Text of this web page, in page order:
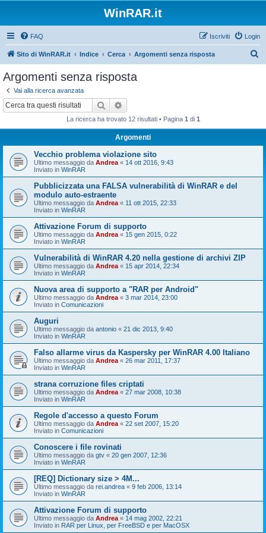
WinRAR.it
FAQ Login
Iscriviti
Sito di WinRAR.it Indice Cerca Argomenti senza risposta
Argomenti senza risposta
Vai alla ricerca avanzata
Cerca
La ricerca ha trovato 12 risultati • Pagina 1 di 1
Argomenti
Vecchio problema violazione sito
Ultimo messaggio da Andrea « 14 ott 2016, 9:43
Inviato in WinRAR
Pubblicizzata una FALSA vulnerabilità di WinRAR e del
modulo auto-estraente
Ultimo messaggio da Andrea « 11 ott 2015, 22:33
Inviato in WinRAR
Attivazione Forum di supporto
Ultimo messaggio da Andrea « 15 gen 2015, 0:22
Inviato in WinRAR
Vulnerabilità di WinRAR 4.20 nella gestione di archivi ZIP
Ultimo messaggio da Andrea « 15 apr 2014, 22:34
Inviato in WinRAR
Nuova area di supporto a "RAR per Android"
Ultimo messaggio da Andrea « 3 mar 2014, 23:00
Inviato in Comunicazioni
Auguri
Ultimo messaggio da antonio « 21 dic 2013, 9:40
Inviato in WinRAR
Falso allarme virus da Kaspersky per WinRAR 4.00 Italiano
Ultimo messaggio da Andrea « 26 mar 2011, 17:37
Inviato in WinRAR
strana corruzione files criptati
Ultimo messaggio da Andrea « 27 mar 2008, 10:38
Inviato in WinRAR
Regole d'accesso a questo Forum
Ultimo messaggio da Andrea « 22 set 2007, 15:20
Inviato in Comunicazioni
Conoscere i file rovinati
Ultimo messaggio da gtv « 20 gen 2007, 12:36
Inviato in WinRAR
[REQ] Dictionary size > 4M...
Ultimo messaggio da rei.andrea « 9 feb 2006, 13:14
Inviato in WinRAR
Attivazione Forum di supporto
Ultimo messaggio da Andrea « 14 mag 2002, 22:21
Inviato in RAR per Linux, per FreeBSD e per MacOSX